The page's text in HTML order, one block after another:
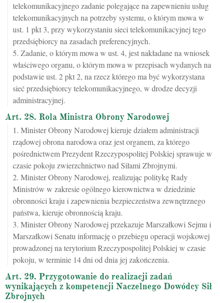
telekomunikacyjnego zadanie polegające na zapewnieniu usług
telekomunikacyjnych na potrzeby systemu, o którym mowa w
ust. 1 pkt 3, przy wykorzystaniu sieci telekomunikacyjnej tego
przedsiębiorcy na zasadach preferencyjnych.
5. Zadanie, o którym mowa w ust. 4, jest nakładane na wniosek
właściwego organu, o którym mowa w przepisach wydanych na
podstawie ust. 2 pkt 2, na rzecz którego ma być wykorzystana
sieć przedsiębiorcy telekomunikacyjnego, w drodze decyzji
administracyjnej.
Art. 28. Rola Ministra Obrony Narodowej
1. Minister Obrony Narodowej kieruje działem administracji
rządowej obrona narodowa oraz jest organem, za którego
pośrednictwem Prezydent Rzeczypospolitej Polskiej sprawuje w
czasie pokoju zwierzchnictwo nad Siłami Zbrojnymi.
2. Minister Obrony Narodowej, realizując politykę Rady
Ministrów w zakresie ogólnego kierownictwa w dziedzinie
obronności kraju i zapewnienia bezpieczeństwa zewnętrznego
państwa, kieruje obronnością kraju.
3. Minister Obrony Narodowej przekazuje Marszałkowi Sejmu i
Marszałkowi Senatu informację o przebiegu operacji wojskowej
prowadzonej na terytorium Rzeczypospolitej Polskiej w czasie
pokoju, w terminie 14 dni od dnia jej zakończenia.
Art. 29. Przygotowanie do realizacji zadań
wynikających z kompetencji Naczelnego Dowódcy Sił
Zbrojnych